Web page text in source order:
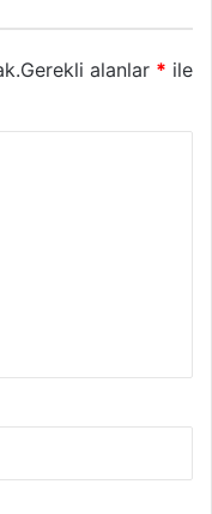
Gerekli alanlar * ile